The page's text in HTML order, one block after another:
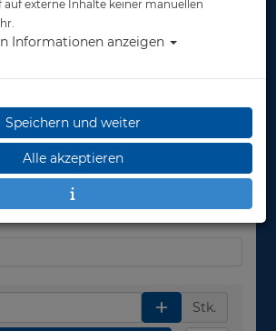
48,30 €*
Stk.
auf externe Inhalte keiner manuellen
Informationen anzeigen
Speichern und weiter
Alle akzeptieren